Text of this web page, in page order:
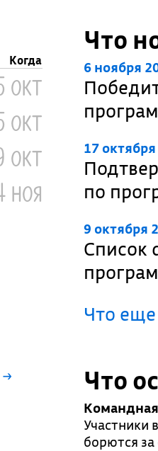
Когда
окт
окт
окт
ноя
→
Что
6 ноября
17
по
9 октября
Список
Что
Что
Командная
Участники
борются